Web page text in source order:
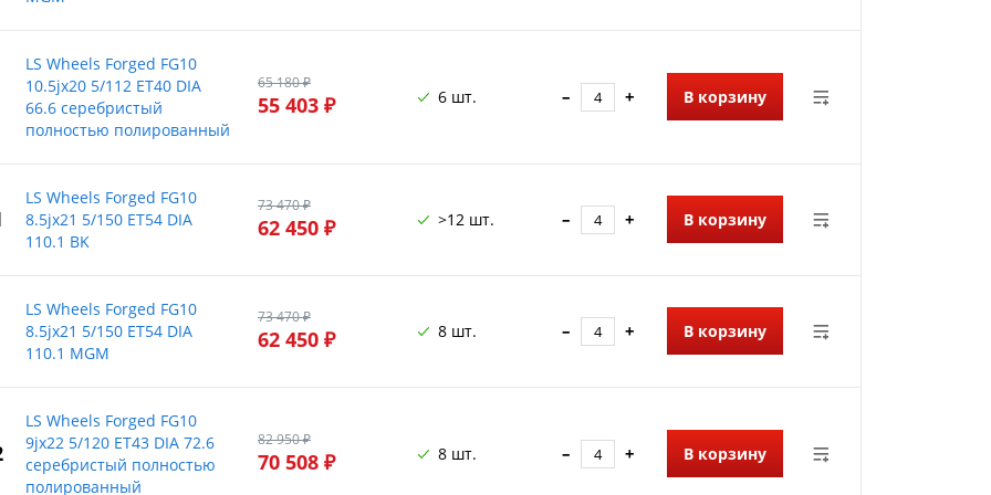
LS Wheels Forged FG10
10.5jx20 5/112 ET40 DIA
66.6 серебристый
полностью полированный
65 180 ₽
55 403 ₽ 6 шт. – + В корзину
LS Wheels Forged FG10
8.5jx21 5/150 ET54 DIA
110.1 BK
73 470 ₽
62 450 ₽ >12 шт. – + В корзину
LS Wheels Forged FG10
8.5jx21 5/150 ET54 DIA
110.1 MGM
73 470 ₽
62 450 ₽ 8 шт. – + В корзину
LS Wheels Forged FG10
9jx22 5/120 ET43 DIA 72.6
серебристый полностью
полированный
82 950 ₽
70 508 ₽ 8 шт. – + В корзину